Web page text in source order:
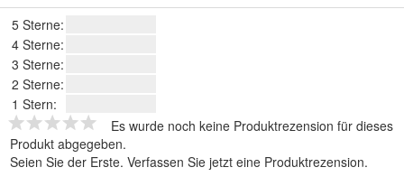
5 Sterne:
4 Sterne:
3 Sterne:
2 Sterne:
1 Stern:
Es wurde noch keine Produktrezension für dieses
Produkt abgegeben.
Seien Sie der Erste. Verfassen Sie jetzt eine Produktrezension.